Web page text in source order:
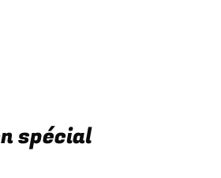
spécial